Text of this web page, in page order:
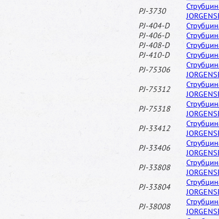
PJ-3730
PJ-404-D
PJ-406-D
PJ-408-D
PJ-410-D
PJ-75306
PJ-75312
PJ-75318
PJ-33412
PJ-33406
PJ-33808
PJ-33804
PJ-38008